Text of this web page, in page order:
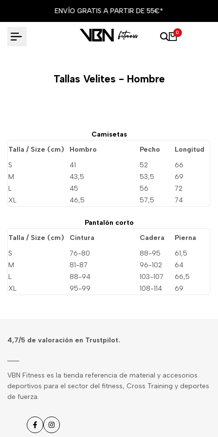
ENVÍO GRATIS A PARTIR DE 55€*
0
Tallas Velites - Hombre
Camisetas
Talla / Size (cm)
Hombro Pecho
Longitud
S
41 52
66
M
43,5 53,5
69
L
45 56
72
XL
46,5 57,5 74
Pantalón corto
Talla / Size (cm)
Cintura Cadera
Pierna
S
76-80 88-95
61,5
M
81-87 96-102
64
L
88-94 103-107
66,5
XL
95-99 108-114 69
4,7/5 de valoración en Trustpilot.
VBN Fitness es la tienda referencia de material y accesorios
deportivos para el sector del fitness, Cross Training y deportes
de fuerza.
FacebookInstagram